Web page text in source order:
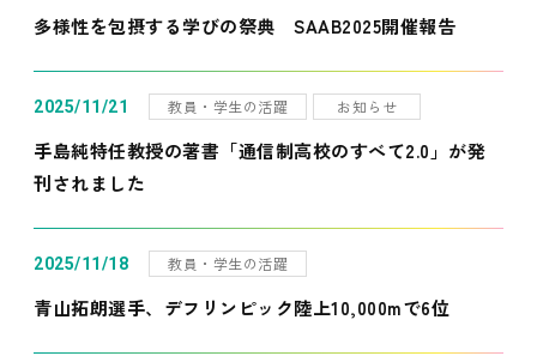
多様性を包摂する学びの祭典 SAAB2025開催報告
2025/11/21 教員・学生の活躍 お知らせ
手島純特任教授の著書「通信制高校のすべて2.0」が発
刊されました
2025/11/18 教員・学生の活躍
青山拓朗選手、デフリンピック陸上10,000mで6位